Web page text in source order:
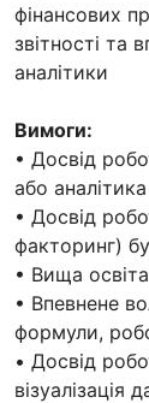
фінансових
звітності та
аналітики
Вимоги:
• Досвід
або
• Досвід
факторинг)
• Вища
• Впевнене
формули,
• Досвід
візуалізація